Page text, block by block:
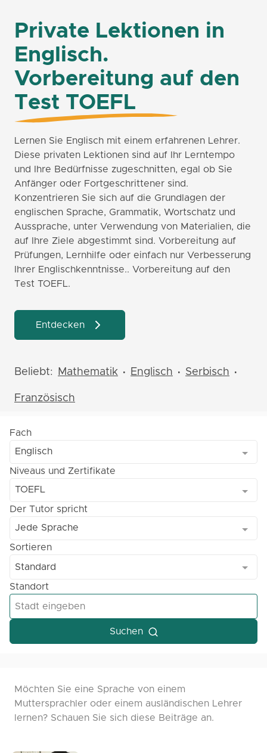
Private Lektionen in
Englisch.
Vorbereitung auf den
Test TOEFL
Lernen Sie Englisch mit einem erfahrenen Lehrer.
Diese privaten Lektionen sind auf Ihr Lerntempo
und Ihre Bedürfnisse zugeschnitten, egal ob Sie
Anfänger oder Fortgeschrittener sind.
Konzentrieren Sie sich auf die Grundlagen der
englischen Sprache, Grammatik, Wortschatz und
Aussprache, unter Verwendung von Materialien, die
auf Ihre Ziele abgestimmt sind. Vorbereitung auf
Prüfungen, Lernhilfe oder einfach nur Verbesserung
Ihrer Englischkenntnisse.. Vorbereitung auf den
Test TOEFL.
Entdecken
Beliebt: Mathematik • Englisch • Serbisch •
Französisch
Fach
Englisch
Niveaus und Zertifikate
TOEFL
Der Tutor spricht
Jede Sprache
Sortieren
Standard
Standort
Suchen
Möchten Sie eine Sprache von einem
Muttersprachler oder einem ausländischen Lehrer
lernen? Schauen Sie sich diese Beiträge an.